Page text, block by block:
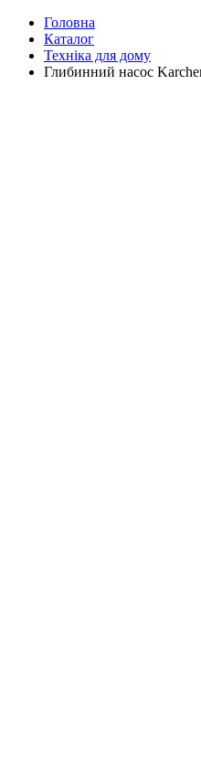
Головна
Каталог
Техніка для дому
Глибинний насос